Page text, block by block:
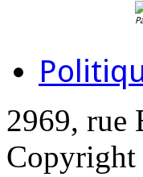
2969, rue
Copyright